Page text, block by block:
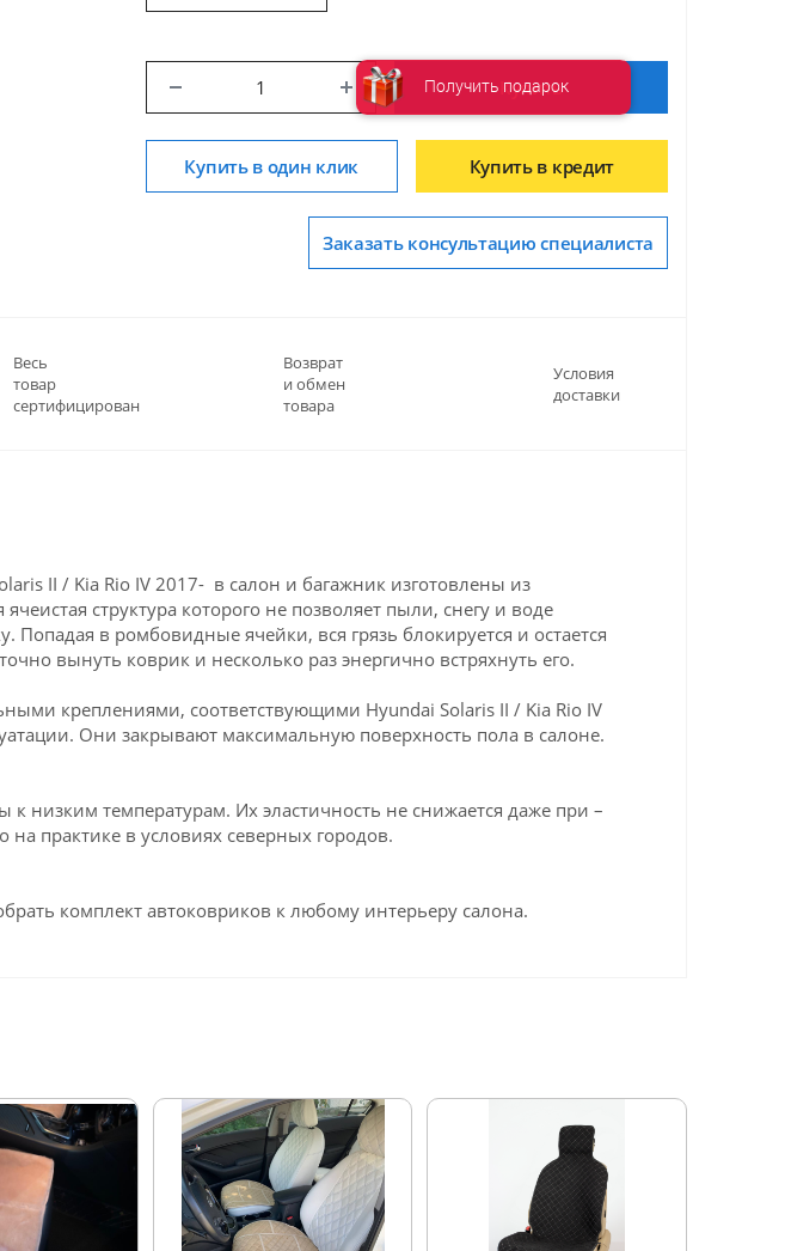
Купить
Купить в один клик Купить в кредит
Заказать консультацию специалиста
Весь
товар
сертифицирован
Возврат
и обмен
товара
Условия
доставки
II / Kia Rio IV 2017- в салон и багажник изготовлены из
структура которого не позволяет пыли, снегу и воде
Попадая в ромбовидные ячейки, вся грязь блокируется и остается
вынуть коврик и несколько раз энергично встряхнуть его.
креплениями, соответствующими Hyundai Solaris II / Kia Rio IV
Они закрывают максимальную поверхность пола в салоне.
низким температурам. Их эластичность не снижается даже при –
практике в условиях северных городов.
комплект автоковриков к любому интерьеру салона.
Получить подарок